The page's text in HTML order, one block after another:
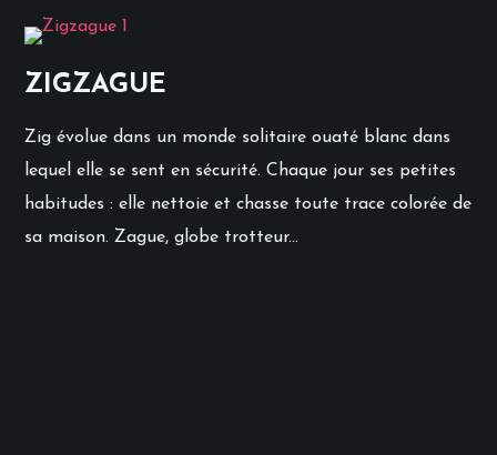
ZIGZAGUE
Zig évolue dans un monde solitaire ouaté blanc dans
lequel elle se sent en sécurité. Chaque jour ses petites
habitudes : elle nettoie et chasse toute trace colorée de
sa maison. Zague, globe trotteur...